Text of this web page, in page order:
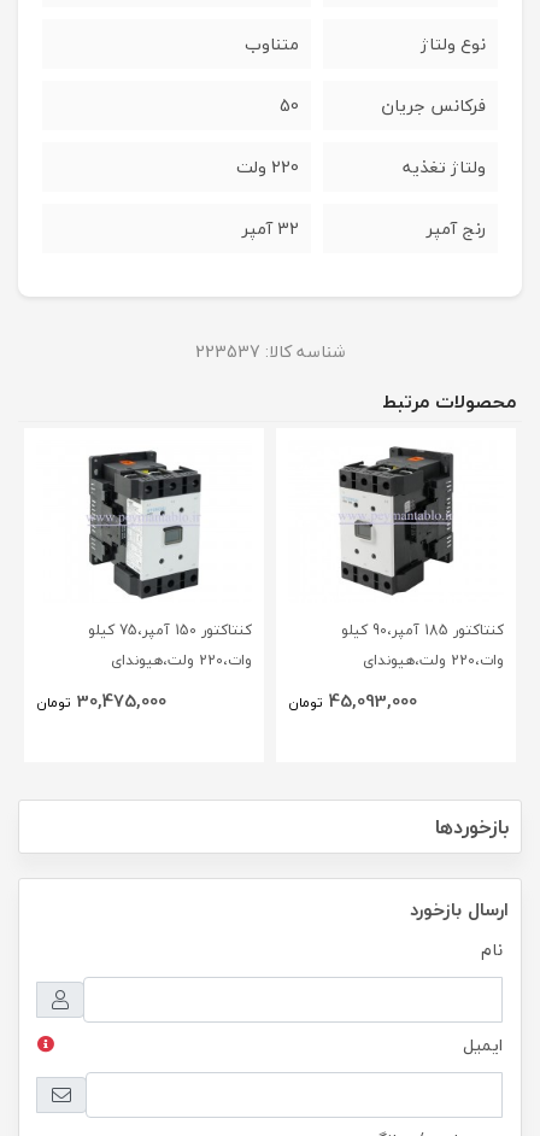
نوع ولتاژ متناوب
فرکانس جریان 50
ولتاژ تغذیه 220 ولت
رنج آمپر 32 آمپر
شناسه کالا: 223537
محصولات مرتبط
کنتاکتور 185 آمپر،90 کیلو
وات،220 ولت،هیوندای
45,093,000 تومان
کنتاکتور 150 آمپر،75 کیلو
وات،220 ولت،هیوندای
30,475,000 تومان
بازخوردها
ارسال بازخورد
نام
ایمیل